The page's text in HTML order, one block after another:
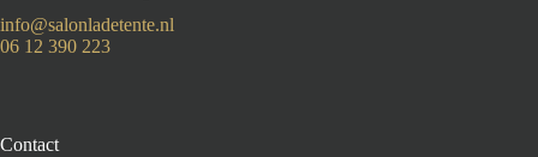
info@salonladetente.nl
06 12 390 223
Contact